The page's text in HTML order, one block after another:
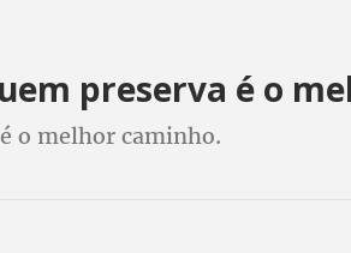
preserva é o
o melhor caminho.